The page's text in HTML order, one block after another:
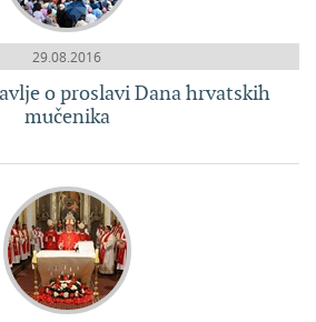
29.08.2016
o proslavi Dana hrvatskih
mučenika